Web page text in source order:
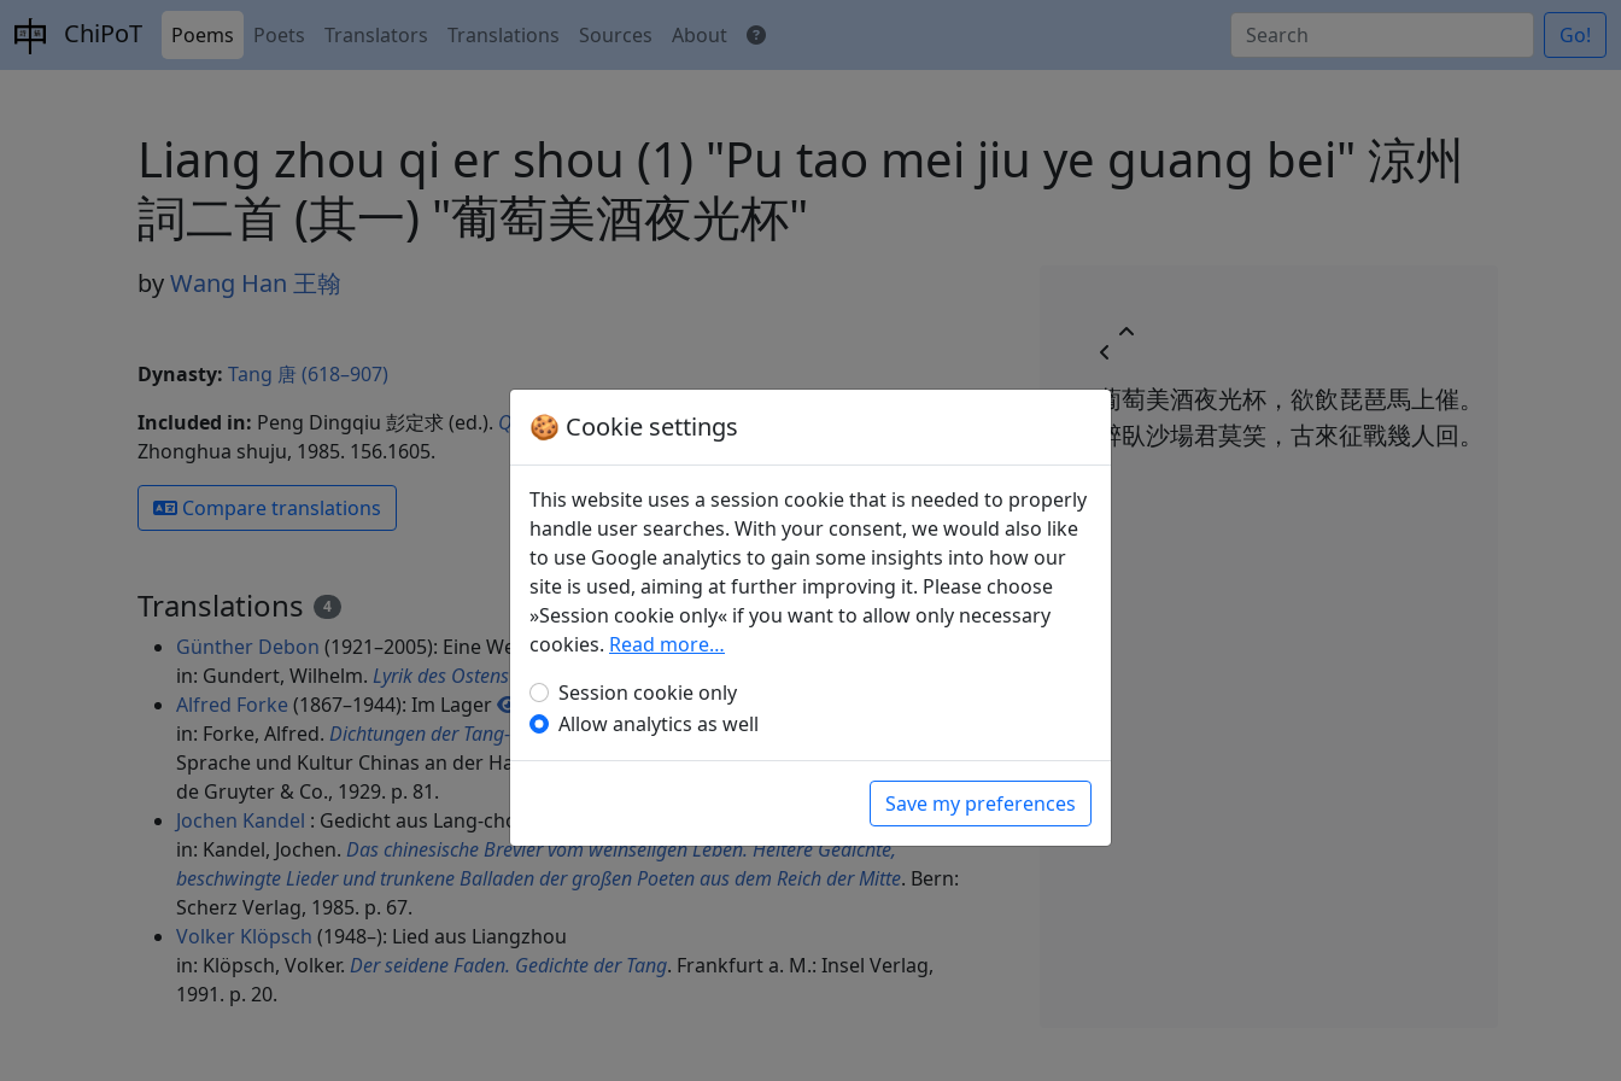
ChiPoT Poems Poets Translators Translations Sources About Go!
Liang zhou qi er shou (1) "Pu tao mei jiu ye guang bei" 涼州
詞二首 (其一) "葡萄美酒夜光杯"
byWang Han 王翰
Dynasty: Tang 唐 (618–907)
Included in: Peng Dingqiu 彭定求 (ed.). Quan Tang shi全唐詩(Complete Tang Poems) Beijing:
Zhonghua shuju, 1985. 156.1605.
Compare translations
Translations 4
Günther Debon (1921–2005): Eine Weise aus Liang-dschou
in: Gundert, Wilhelm. Lyrik des Ostens
Alfred Forke (1867–1944): Im Lager
Display translation
in: Forke, Alfred. Dichtungen der Tang- und Sung-Zeit, Veröffentlichungen des Seminars für
Sprache und Kultur Chinas an der Hamburgischen Universität. Hamburg: Friederichsen,
de Gruyter & Co., 1929. p. 81.
Jochen Kandel : Gedicht aus Lang-chou
in: Kandel, Jochen. Das chinesische Brevier vom weinseligen Leben. Heitere Gedichte,
beschwingte Lieder und trunkene Balladen der großen Poeten aus dem Reich der Mitte. Bern:
Scherz Verlag, 1985. p. 67.
Volker Klöpsch (1948–): Lied aus Liangzhou
in: Klöpsch, Volker. Der seidene Faden. Gedichte der Tang. Frankfurt a. M.: Insel Verlag,
1991. p. 20.
葡萄美酒夜光杯，欲飲琵琶馬上催。
醉臥沙場君莫笑，古來征戰幾人回。
🍪 Cookie settings
This website uses a session cookie that is needed to properly
handle user searches. With your consent, we would also like
to use Google analytics to gain some insights into how our
site is used, aiming at further improving it. Please choose
»Session cookie only« if you want to allow only necessary
cookies. Read more…
Session cookie only
Allow analytics as well
Save my preferences